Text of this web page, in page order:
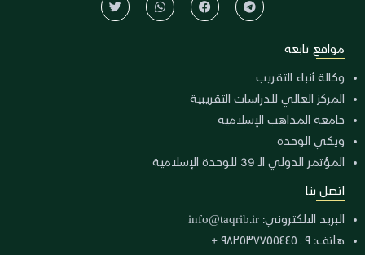
مواقع تابعة
وكالة أنباء التقريب
المركز العالي للدراسات التقريبية
جامعة المذاهب الإسلامية
ويكي الوحدة
المؤتمر الدولي الـ 39 للوحدة الإسلامية
اتصل بنا
البريد الالكتروني: info@taqrib.ir
هاتف: ٩ ـ ٩٨٢٥٣٧٧٥٥٤٤٥ +